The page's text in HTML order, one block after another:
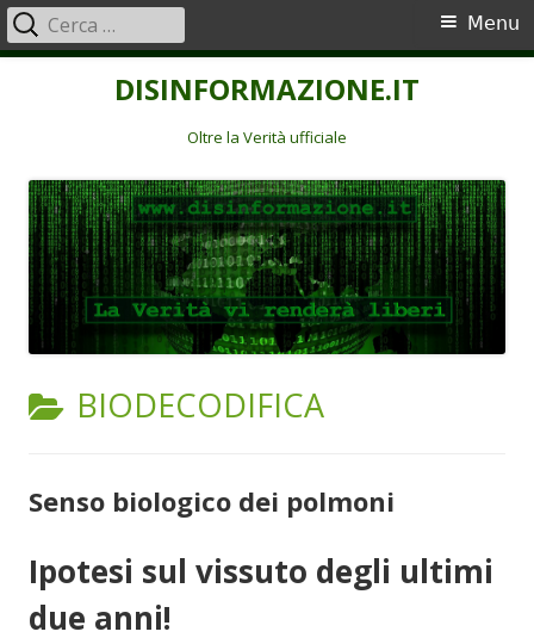
DISINFORMAZIONE.IT
Oltre la Verità ufficiale
Menu
principale
Menu
Ricerca
per:
CATEGORIA:
BIODECODIFICA
Senso biologico dei polmoni
Ipotesi sul vissuto degli ultimi
due anni!